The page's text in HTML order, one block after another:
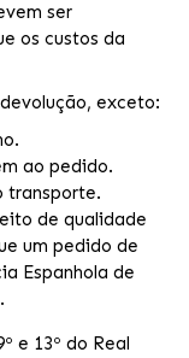
ser
os custos da
exceto:
ao pedido.
transporte.
de qualidade
um pedido de
Espanhola de
e 13º do Real